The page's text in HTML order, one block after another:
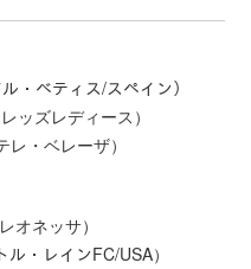
ベティス/スペイン）
ズレディース）
・ベレーザ）
ネッサ）
・レインFC/USA）